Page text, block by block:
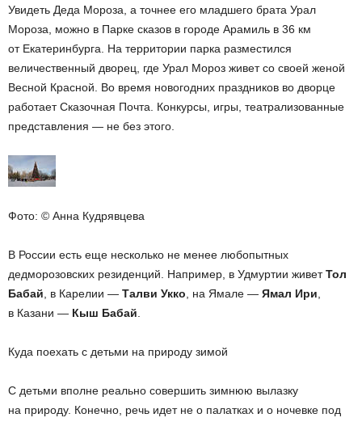
Увидеть Деда Мороза, а точнее его младшего брата Урал
Мороза, можно в Парке сказов в городе Арамиль в 36 км
от Екатеринбурга. На территории парка разместился
величественный дворец, где Урал Мороз живет со своей женой
Весной Красной. Во время новогодних праздников во дворце
работает Сказочная Почта. Конкурсы, игры, театрализованные
представления — не без этого.
Фото: © Анна Кудрявцева
В России есть еще несколько не менее любопытных
дедморозовских резиденций. Например, в Удмуртии живетТол
Бабай , в Карелии — Талви Укко , на Ямале — Ямал Ири
в Казани — Кыш Бабай
Куда поехать с детьми на природу зимой
С детьми вполне реально совершить зимнюю вылазку
на природу. Конечно, речь идет не о палатках и о ночевке под